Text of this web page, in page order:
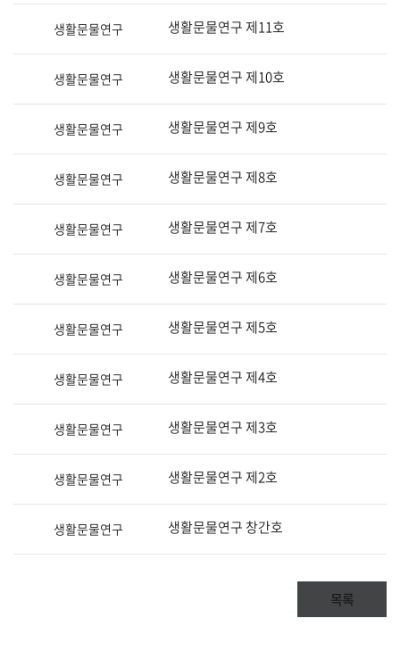
생활문물연구 생활문물연구 제11호
생활문물연구 생활문물연구 제10호
생활문물연구 생활문물연구 제9호
생활문물연구 생활문물연구 제8호
생활문물연구 생활문물연구 제7호
생활문물연구 생활문물연구 제6호
생활문물연구 생활문물연구 제5호
생활문물연구 생활문물연구 제4호
생활문물연구 생활문물연구 제3호
생활문물연구 생활문물연구 제2호
생활문물연구 생활문물연구 창간호
목록